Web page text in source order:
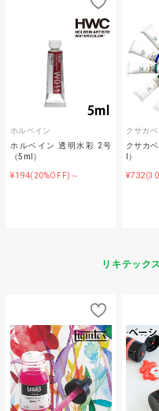
ホルベイン
ホルベイン 透明水彩 2号
（5ml）
¥194(20%OFF)～
クサカベ
クサカ
l）
¥732
リキテック